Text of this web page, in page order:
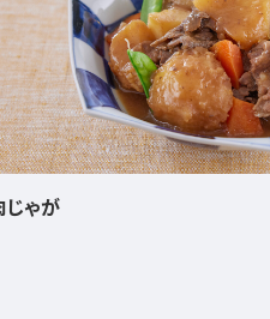
ーシュー